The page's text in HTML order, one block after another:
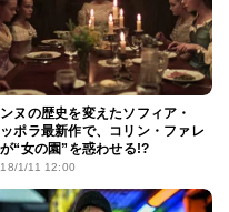
ヌの歴史を変えたソフィア・
ポラ最新作で、コリン・ファレ
“女の園”を惑わせる!?
1/11 12:00